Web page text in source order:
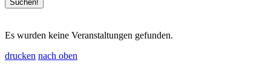
Es wurden keine Veranstaltungen gefunden.
drucken nach oben